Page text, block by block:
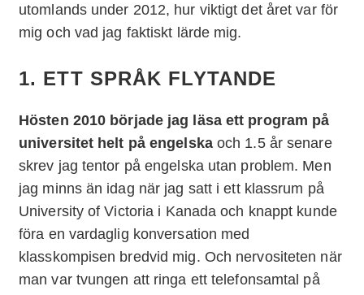
utomlands under 2012, hur viktigt det året var för
mig och vad jag faktiskt lärde mig.
1. ETT SPRÅK FLYTANDE
Hösten 2010 började jag läsa ett program på
universitet helt på engelskaoch 1.5 år senare
skrev jag tentor på engelska utan problem. Men
jag minns än idag när jag satt i ett klassrum på
University of Victoria i Kanada och knappt kunde
föra en vardaglig konversation med
klasskompisen bredvid mig. Och nervositeten när
man var tvungen att ringa ett telefonsamtal på